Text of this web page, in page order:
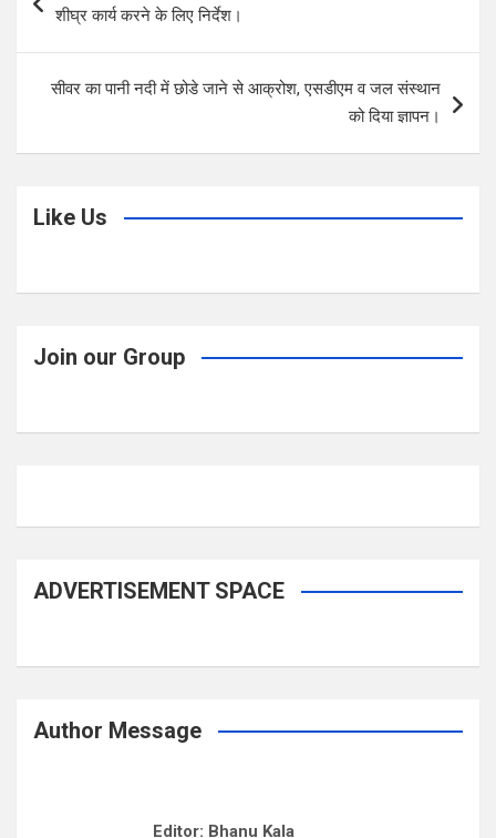
o
k
p
शीघ्र कार्य करने के लिए निर्देश।
सीवर का पानी नदी में छोडे जाने से आक्रोश, एसडीएम व जल संस्थान
को दिया ज्ञापन।
Like Us
Join our Group
ADVERTISEMENT SPACE
Author Message
Editor: Bhanu Kala